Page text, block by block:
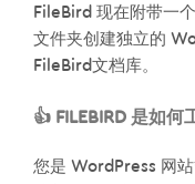
FileBird 现在附带一
文件夹创建独立的
FileBird文档库。
👍 FILEBIRD 是如何
您是 WordPress 网